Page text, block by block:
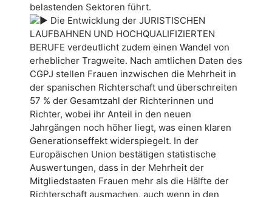
belastenden Sektoren führt.
Die Entwicklung der JURISTISCHEN
LAUFBAHNEN UND HOCHQUALIFIZIERTEN
BERUFE verdeutlicht zudem einen Wandel von
erheblicher Tragweite. Nach amtlichen Daten des
CGPJ stellen Frauen inzwischen die Mehrheit in
der spanischen Richterschaft und überschreiten
57 % der Gesamtzahl der Richterinnen und
Richter, wobei ihr Anteil in den neuen
Jahrgängen noch höher liegt, was einen klaren
Generationseffekt widerspiegelt. In der
Europäischen Union bestätigen statistische
Auswertungen, dass in der Mehrheit der
Mitgliedstaaten Frauen mehr als die Hälfte der
Richterschaft ausmachen, auch wenn in den